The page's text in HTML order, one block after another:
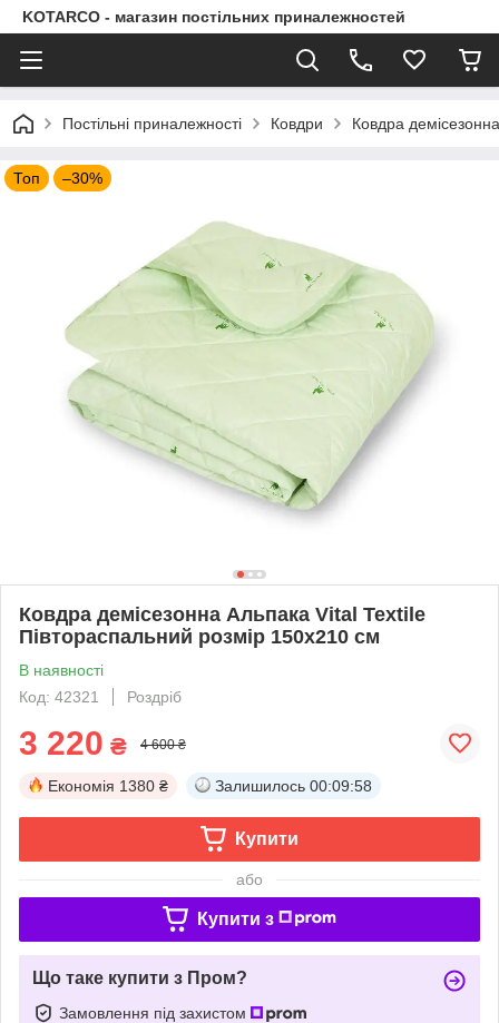
KOTARCO - магазин постільних приналежностей
Постільні приналежності Ковдри Ковдра
Топ –30%
Ковдра демісезонна Альпака Vital Textile
Півтораспальний розмір 150х210 см
В наявності
Код: 42321
Роздріб
3 220 ₴ 4 600 ₴
Економія 1380 ₴ Залишилось 00:09:57
Купити
або
Купити з
Що таке купити з Пром?
Замовлення під захистом